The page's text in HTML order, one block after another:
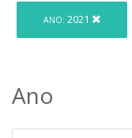
ANO: 2021
Ano